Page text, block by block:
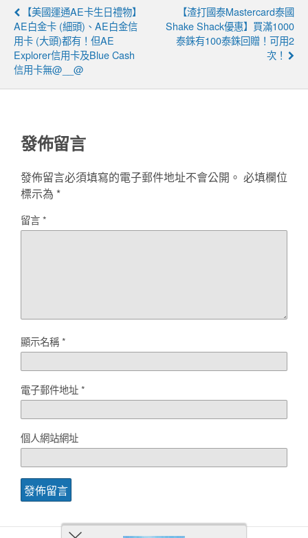
【美國運通AE卡生日禮物】
AE白金卡 (細頭)、AE白金信
用卡 (大頭)都有！但AE
Explorer信用卡及Blue Cash
信用卡無@__@
【渣打國泰Mastercard泰國
Shake Shack優惠】買滿1000
泰銖有100泰銖回贈！可用2
次！
發佈留言
發佈留言必須填寫的電子郵件地址不會公開。 必填欄位
標示為 *
留言*
顯示名稱*
電子郵件地址*
個人網站網址